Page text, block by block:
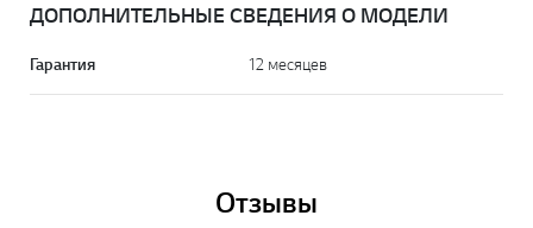
ДОПОЛНИТЕЛЬНЫЕ СВЕДЕНИЯ О МОДЕЛИ
Гарантия 12 месяцев
Отзывы